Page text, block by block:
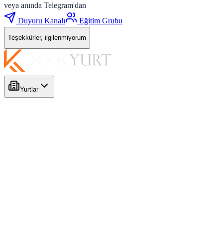
veya anında Telegram'dan
Duyuru Kanalı
Eğitim Grubu
Teşekkürler, ilgilenmiyorum
Yurtlar